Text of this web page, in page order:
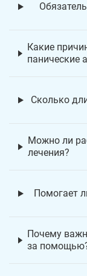
Какие
панические
Сколько
Можно ли
лечения?
Помогает
Почему
за